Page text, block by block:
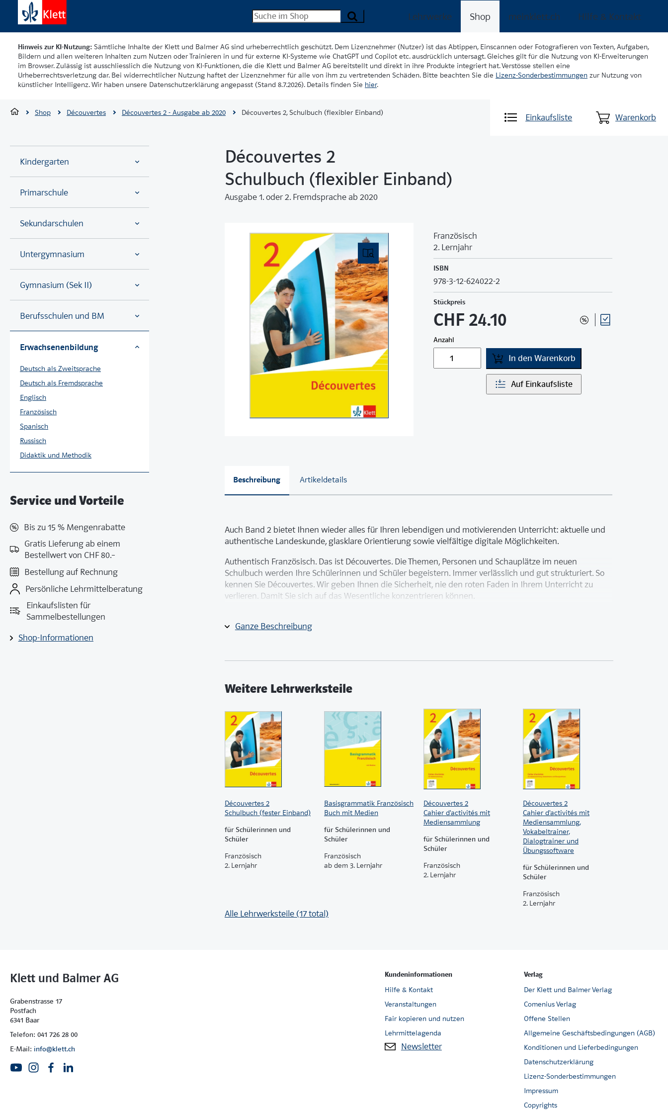
Lehrwerke Shop meinklett.ch Hilfe & Kontakt
Hinweis zur KI-Nutzung: Sämtliche Inhalte der Klett und Balmer AG sind urheberrechtlich geschützt. Dem Lizenznehmer (Nutzer) ist das Abtippen, Einscannen oder Fotografieren von Texten, Aufgaben,
Bildern und allen weiteren Inhalten zum Nutzen oder Trainieren in und für externe KI-Systeme wie ChatGPT und Copilot etc. ausdrücklich untersagt. Gleiches gilt für die Nutzung von KI-Erweiterungen
im Browser. Zulässig ist ausschliesslich die Nutzung von KI-Funktionen, die die Klett und Balmer AG bereitstellt und direkt in ihre Produkte integriert hat. Verstösse stellen eine
Urheberrechtsverletzung dar. Bei widerrechtlicher Nutzung haftet der Lizenznehmer für alle von ihm zu vertretenden Schäden. Bitte beachten Sie die Lizenz-Sonderbestimmungen zur Nutzung von
künstlicher Intelligenz. Wir haben unsere Datenschutzerklärung angepasst (Stand 8.7.2026). Details finden Sie hier.
Einkaufsliste Warenkorb
Shop Découvertes Découvertes 2 - Ausgabe ab 2020 Découvertes 2, Schulbuch (flexibler Einband)
Kindergarten
Primarschule
Sekundarschulen
Untergymnasium
Gymnasium (Sek II)
Berufsschulen und BM
Erwachsenenbildung
Deutsch als Zweitsprache
Deutsch als Fremdsprache
Englisch
Französisch
Spanisch
Russisch
Didaktik und Methodik
Service und Vorteile
Bis zu 15 % Mengenrabatte
Gratis Lieferung ab einem
Bestellwert von CHF 80.–
Bestellung auf Rechnung
Persönliche Lehrmittelberatung
Einkaufslisten für
Sammelbestellungen
Shop-Informationen
Découvertes 2
Schulbuch (flexibler Einband)
Ausgabe 1. oder 2. Fremdsprache ab 2020
Französisch
2. Lernjahr
ISBN
978-3-12-624022-2
Stückpreis
CHF 24.10
Anzahl
In den Warenkorb
Auf Einkaufsliste
Beschreibung Artikeldetails
Ganze Beschreibung
Auch Band 2 bietet Ihnen wieder alles für Ihren lebendigen und motivierenden Unterricht: aktuelle und
authentische Landeskunde, glasklare Orientierung sowie vielfältige digitale Möglichkeiten.
Authentisch Französisch. Das ist Découvertes. Die Themen, Personen und Schauplätze im neuen
Schulbuch werden Ihre Schülerinnen und Schüler begeistern. Immer verlässlich und gut strukturiert. So
kennen Sie Découvertes. Wir geben Ihnen die Sicherheit, nie den roten Faden in Ihrem Unterricht zu
verlieren. Damit Sie sich auf das Wesentliche konzentrieren können.
2 fakultativePlateauphasenmit breitem Wiederholungsangebot
ein kurzes und fakultatives Modul Sport
einen fakultativen Teil En plus / Différenciation
Weitere Lehrwerksteile
Découvertes 2
Schulbuch (fester Einband)
für Schülerinnen und
Schüler
Französisch
2. Lernjahr
Basisgrammatik Französisch
Buch mit Medien
für Schülerinnen und
Schüler
Französisch
ab dem 3. Lernjahr
Découvertes 2
Cahier d'activités mit
Mediensammlung
für Schülerinnen und
Schüler
Französisch
2. Lernjahr
Découvertes 2
Cahier d'activités mit
Mediensammlung,
Vokabeltrainer,
Dialogtrainer und
Übungssoftware
für Schülerinnen und
Schüler
Französisch
2. Lernjahr
Alle Lehrwerksteile (17 total)
Klett und Balmer AG
Grabenstrasse 17
Postfach
6341 Baar
Telefon: 041 726 28 00
E-Mail: info@klett.ch
Kundeninformationen
Hilfe & Kontakt
Veranstaltungen
Fair kopieren und nutzen
Lehrmittelagenda
Newsletter
Verlag
Der Klett und Balmer Verlag
Comenius Verlag
Offene Stellen
Allgemeine Geschäftsbedingungen (AGB)
Konditionen und Lieferbedingungen
Datenschutzerklärung
Lizenz-Sonderbestimmungen
Impressum
Copyrights